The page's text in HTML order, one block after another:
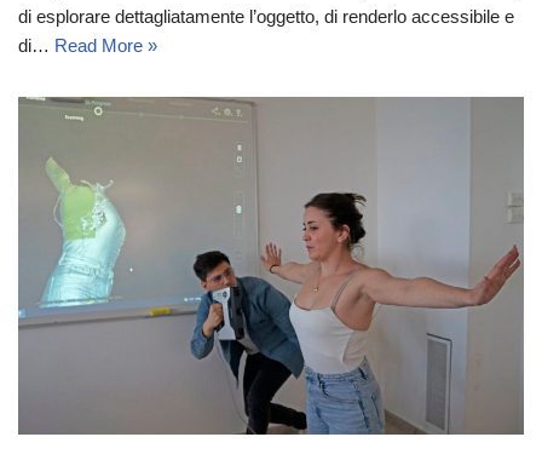
di esplorare dettagliatamente l’oggetto, di renderlo accessibile e
di… Read More »